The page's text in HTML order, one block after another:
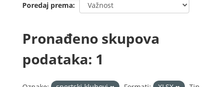
Poredaj prema
Pronađeno skupova
podataka: 1